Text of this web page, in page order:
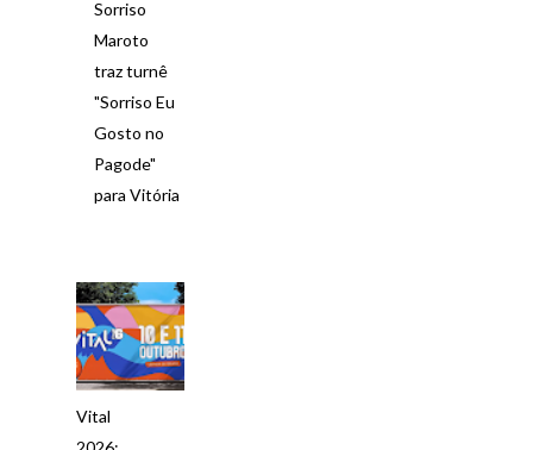
Sorriso
Maroto
traz turnê
"Sorriso Eu
Gosto no
Pagode"
para Vitória
Vital